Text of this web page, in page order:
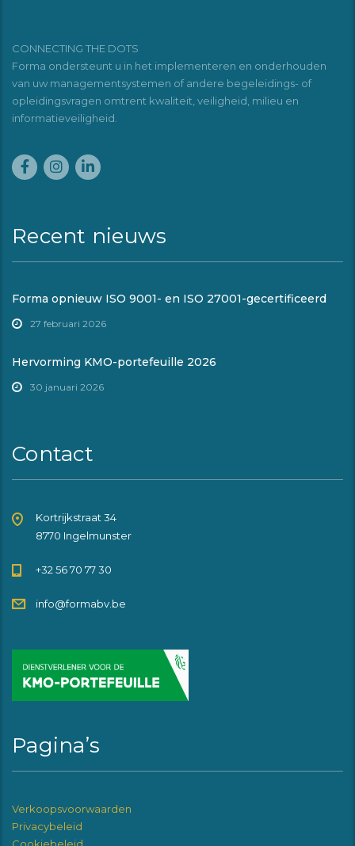
CONNECTING THE DOTS
Forma ondersteunt u in het implementeren en onderhouden
van uw managementsystemen of andere begeleidings- of
opleidingsvragen omtrent kwaliteit, veiligheid, milieu en
informatieveiligheid.
Recent nieuws
Forma opnieuw ISO 9001- en ISO 27001-gecertificeerd
27 februari 2026
Hervorming KMO-portefeuille 2026
30 januari 2026
Contact
Kortrijkstraat 34
8770 Ingelmunster
+32 56 70 77 30
info@formabv.be
Pagina’s
Verkoopsvoorwaarden
Privacybeleid